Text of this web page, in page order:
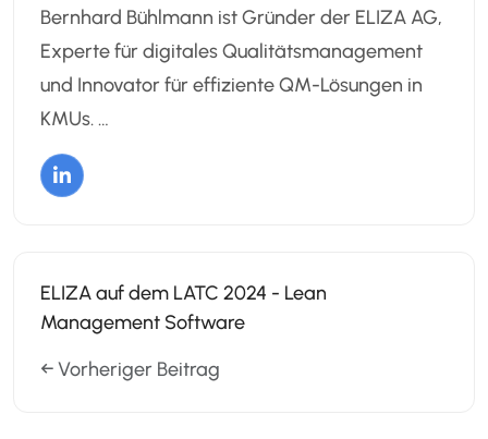
Bernhard Bühlmann ist Gründer der ELIZA AG,
Experte für digitales Qualitätsmanagement
und Innovator für effiziente QM-Lösungen in
KMUs. …
ELIZA auf dem LATC 2024 - Lean
Management Software
← Vorheriger Beitrag